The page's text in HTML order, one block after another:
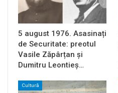
5 august 1976. Asasinați
de Securitate: preotul
Vasile Zăpârțan și
Dumitru Leontieș…
Cultură